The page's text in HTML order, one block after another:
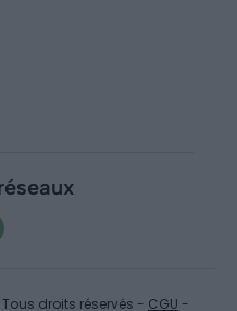
Tous droits réservés - CGU -